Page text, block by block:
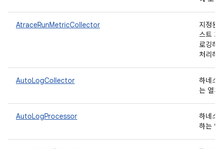
AtraceRunMetricCollector
지정된
스트 기
로깅하
처리하
AutoLogCollector
하네스
는 열
AutoLogProcessor
하네스
하는